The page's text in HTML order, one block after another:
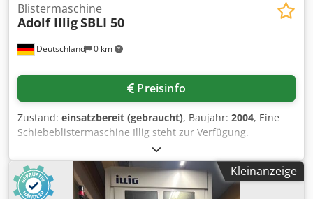
Deutschland 0 km
Blistermaschine
Adolf IlligSBLI 50
Preisinfo
Zustand: einsatzbereit (gebraucht), Baujahr: 2004, Eine
Schiebeblistermaschine Illig steht zur Verfügung.
Blisterlängenbereich: 110mm-500mm,
Blisterbreitenbereich: 50mm-280mm, max. Blistertiefe:
80mm, Umbugrand. Eine Besichtigung vor Ort ist möglich.
Cedpfxeyyplco Alcorf
Kleinanzeige